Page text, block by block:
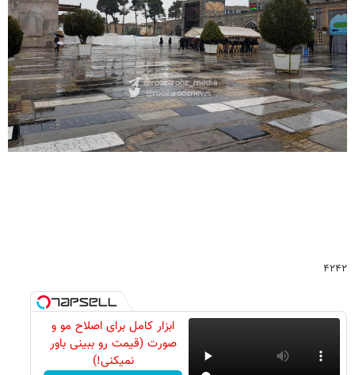
۴۲۴۲
ابزار کامل برای اصلاح مو و
صورت (قیمت رو ببینی باور
نمیکنی!)